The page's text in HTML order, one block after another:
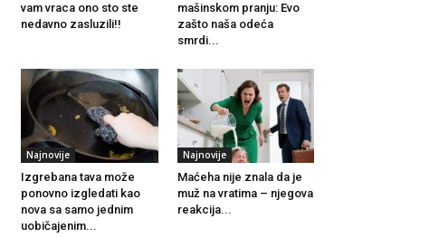
vam vraca ono sto ste
nedavno zasluzili!!
mašinskom pranju: Evo
zašto naša odeća
smrdi...
Najnovije
Izgrebana tava može
ponovno izgledati kao
nova sa samo jednim
uobičajenim...
Najnovije
Maćeha nije znala da je
muž na vratima – njegova
reakcija...